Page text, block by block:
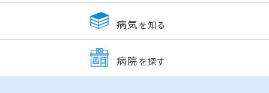
病気 を知る
病院 を探す